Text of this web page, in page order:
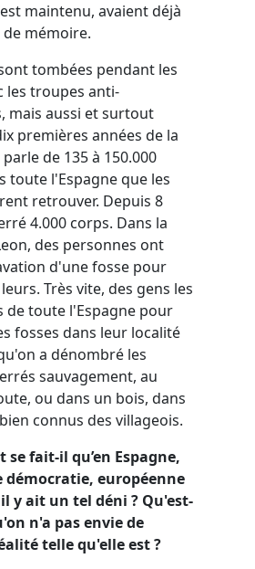
maintenu, avaient déjà
mémoire.
tombées pendant les
les troupes anti-
mais aussi et surtout
premières années de la
de 135 à 150.000
toute l'Espagne que les
retrouver. Depuis 8
4.000 corps. Dans la
des personnes ont
d'une fosse pour
Très vite, des gens les
de toute l'Espagne pour
fosses dans leur localité
a dénombré les
sauvagement, au
ou dans un bois, dans
connus des villageois.
se fait-il qu’en Espagne,
démocratie, européenne
y ait un tel déni ? Qu'est-
n'a pas envie de
telle qu'elle est ?